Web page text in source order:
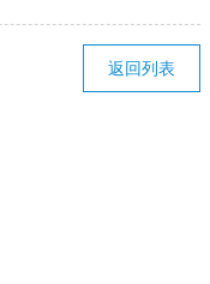
返回列表